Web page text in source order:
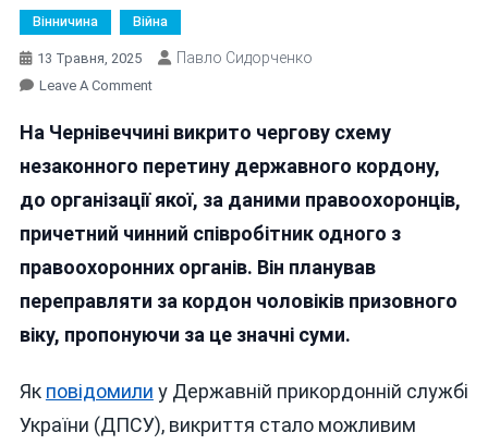
Вінничина Війна
13 Травня, 2025 Павло Сидорченко
Leave A CommentOn
Буковині
Правоохоронець
Переправляв
Чоловіків
Через
Його
Затримали
З
Вінничанином
На Чернівеччині викрито чергову схему
незаконного перетину державного кордону,
до організації якої, за даними правоохоронців,
причетний чинний співробітник одного з
правоохоронних органів. Він планував
переправляти за кордон чоловіків призовного
віку, пропонуючи за це значні суми.
Як повідомили у Державній прикордонній службі
України (ДПСУ), викриття стало можливим